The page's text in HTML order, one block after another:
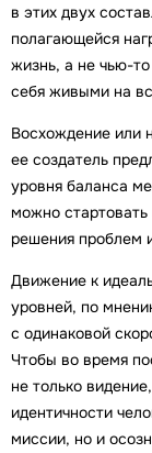
в этих двух
полагающейся
жизнь, а не чью-
себя живыми на
Восхождение или
ее создатель
уровня баланса
можно
решения проблем
Движение к
уровней, по
с одинаковой
Чтобы во время
не только
идентичности
миссии, но и